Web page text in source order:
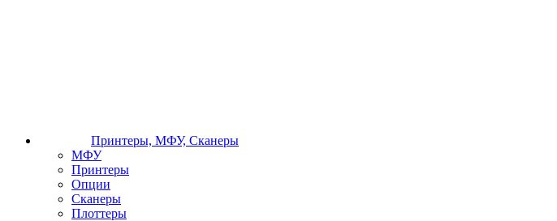
Принтеры, МФУ, Сканеры
МФУ
Принтеры
Опции
Сканеры
Плоттеры